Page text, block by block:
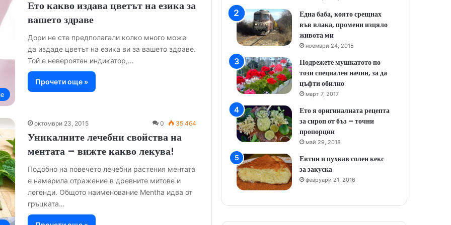
Ето какво издава цветът на езика за
вашето здраве
Дори не сте предполагали колко много може
да издаде цветът на езика ви за вашето здраве.
Той е невероятен индикатор,…
Прочети още »
октомври 23, 2015 0 35 464
Уникалните лечебни свойства на
ментата – вижте какво лекува!
Подобно на повечето лечебни растения ментата
е намерила отражение в древните митове и
легенди. Общото наименование Mentha идва от
гръцката…
Една баба, която срещнах
във влака, промени изцяло
живота ми
ноември 24, 2015
Подрежете мушкатото по
този специален начин, за да
цъфти обилно
март 7, 2017
Ето я оригиналната рецепта
за сироп от бъз – точни
пропорции
май 29, 2018
Евтин и пухкав солен кекс
за закуска
февруари 21, 2016